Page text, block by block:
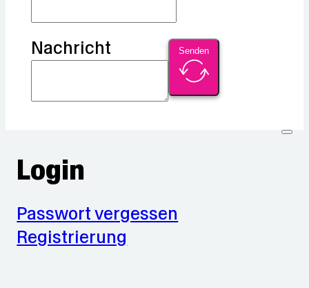
Nachricht Senden
Login
Passwort vergessen
Registrierung